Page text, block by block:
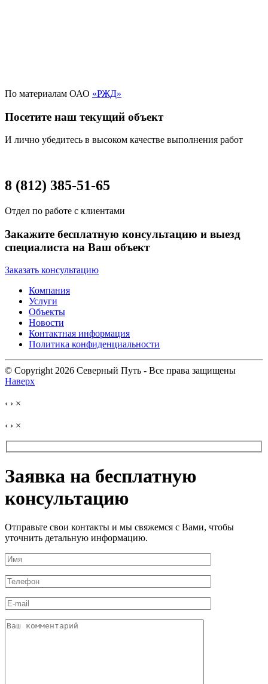
По материалам ОАО «РЖД»
Посетите наш текущий объект
И лично убедитесь в высоком качестве выполнения работ
8 (812) 385-51-65
Отдел по работе с клиентами
Закажите бесплатную консультацию и выезд
специалиста на Ваш объект
Заказать консультацию
Компания
Услуги
Объекты
Новости
Контактная информация
Политика конфиденциальности
© Copyright 2026 Северный Путь - Все права защищены
Наверх
‹ › ×
‹ › ×
Заявка на бесплатную
консультацию
Отправьте свои контакты и мы свяжемся с Вами, чтобы
уточнить детальную информацию.